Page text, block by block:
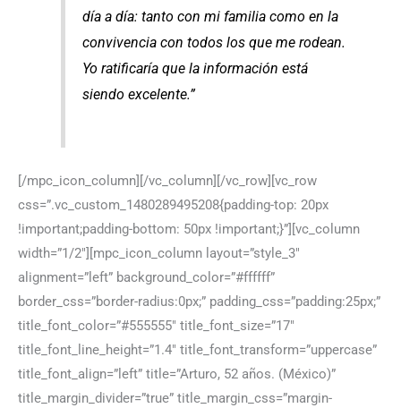
día a día: tanto con mi familia como en la
convivencia con todos los que me rodean.
Yo ratificaría que la información está
siendo excelente.”
[/mpc_icon_column][/vc_column][/vc_row][vc_row
css=”.vc_custom_1480289495208{padding-top: 20px
!important;padding-bottom: 50px !important;}”][vc_column
width=”1/2″][mpc_icon_column layout=”style_3″
alignment=”left” background_color=”#ffffff”
border_css=”border-radius:0px;” padding_css=”padding:25px;”
title_font_color=”#555555″ title_font_size=”17″
title_font_line_height=”1.4″ title_font_transform=”uppercase”
title_font_align=”left” title=”Arturo, 52 años. (México)”
title_margin_divider=”true” title_margin_css=”margin-